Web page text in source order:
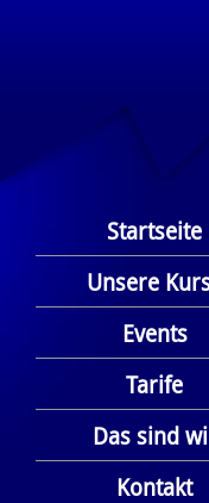
Startseite
Unsere
Events
Tarife
Das sind
Kontakt